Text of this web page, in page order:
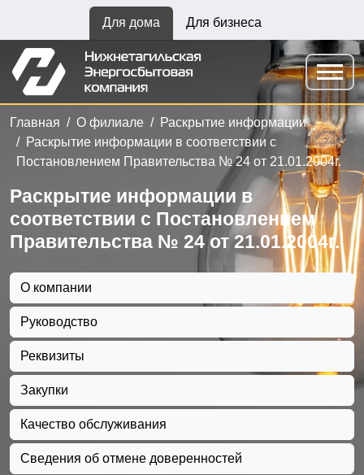
Для дома Для бизнеса
Главная О филиале
Раскрытие информации
Раскрытие информации в соответствии с
Постановлением Правительства № 24 от 21.01.2004г.
Раскрытие информации в
соответствии с Постановлением
Правительства № 24 от 21.01.2004г.
О компании
Руководство
Реквизиты
Закупки
Качество обслуживания
Сведения об отмене доверенностей